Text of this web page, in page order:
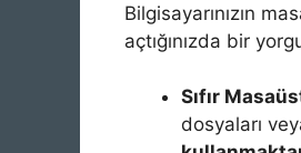
Bilgisayarınızın
açtığınızda bir
Sıfır
dosyaları